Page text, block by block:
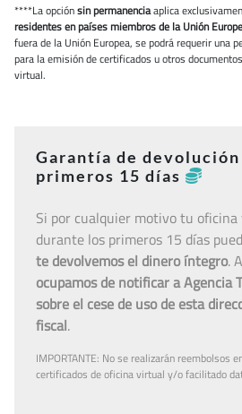
****La opciónsin permanenciaaplica
residentes en países miembros de la Unión
fuera de la Unión Europea, se podrá requerir una
para la emisión de certificados u otros
virtual.
Garantía de
primeros 15 días
Si por cualquier motivo tu
durante los primeros 15 días
te devolvemos el dinero íntegro.
ocupamos de notificar a Agencia
sobre el cese de uso de esta
fiscal.
IMPORTANTE: No se realizarán reembolsos
certificados de oficina virtual y/o facilitado